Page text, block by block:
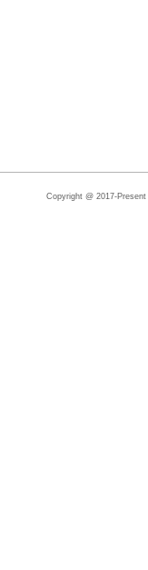
Copyright @ 2017-